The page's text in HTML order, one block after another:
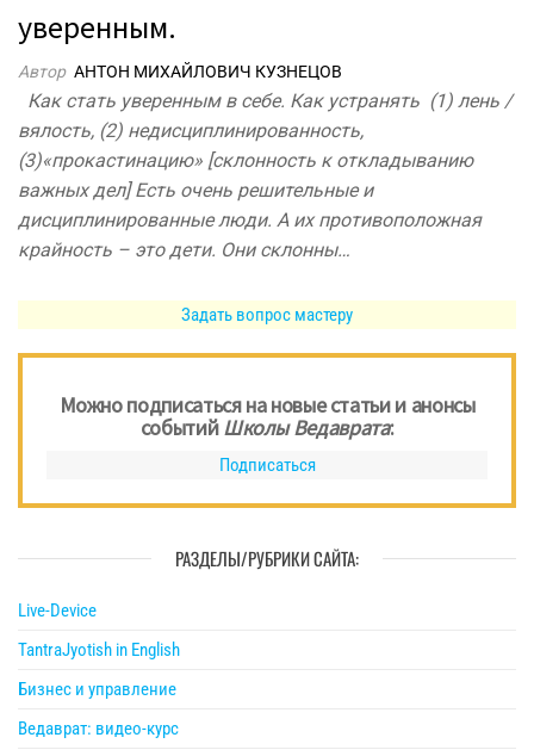
уверенным.
Автор АНТОН МИХАЙЛОВИЧ КУЗНЕЦОВ
​Как стать уверенным в себе. Как устранять (1) лень /
вялость, (2) недисциплинированность,
(3)«прокастинацию» [склонность к откладыванию
важных дел] Есть очень решительные и
дисциплинированные люди. А их противоположная
крайность – это дети. Они склонны…
Задать вопрос мастеру
Можно подписаться на новые статьи и анонсы
событийШколы Ведаврата:
Подписаться
РАЗДЕЛЫ/РУБРИКИ САЙТА:
Live-Device
TantraJyotish in English
Бизнес и управление
Ведаврат: видео-курс